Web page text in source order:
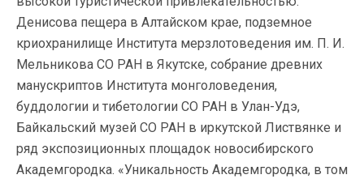
Денисова пещера в Алтайском крае, подземное
криохранилище Института мерзлотоведения им. П. И.
Мельникова СО РАН в Якутске, собрание древних
манускриптов Института монголоведения,
буддологии и тибетологии СО РАН в Улан-Удэ,
Байкальский музей СО РАН в иркутской Листвянке и
ряд экспозиционных площадок новосибирского
Академгородка. «Уникальность Академгородка, в том